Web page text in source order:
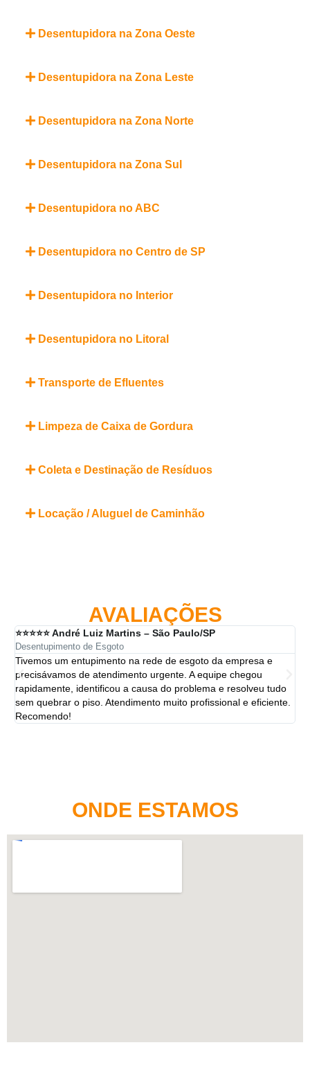
Desentupidora na Zona Oeste
Desentupidora na Zona Leste
Desentupidora na Zona Norte
Desentupidora na Zona Sul
Desentupidora no ABC
Desentupidora no Centro de SP
Desentupidora no Interior
Desentupidora no Litoral
Transporte de Efluentes
Limpeza de Caixa de Gordura
Coleta e Destinação de Resíduos
Locação / Aluguel de Caminhão
AVALIAÇÕES
⭐⭐⭐⭐⭐ André Luiz Martins – São Paulo/SP
Desentupimento de Esgoto
Tivemos um entupimento na rede de esgoto da empresa e
precisávamos de atendimento urgente. A equipe chegou
rapidamente, identificou a causa do problema e resolveu tudo
sem quebrar o piso. Atendimento muito profissional e eficiente.
Recomendo!
ONDE ESTAMOS